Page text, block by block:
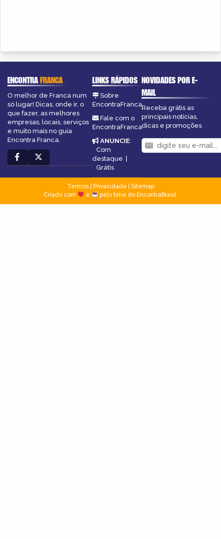
ENCONTRAFRANCA
O melhor de Franca num
só lugar! Dicas, onde ir, o
que fazer, as melhores
empresas, locais, serviços
e muito mais no guia
Encontra Franca.
LINKS RÁPIDOS
Sobre
EncontraFranca
Fale com o
EncontraFranca
ANUNCIE:
Com
destaque |
Grátis
NOVIDADES POR E-
MAIL
Receba grátis as
principais notícias,
dicas e promoções
Termos| Privacidade
Sitemap
Criado com
e pelo time do EncontraBrasil